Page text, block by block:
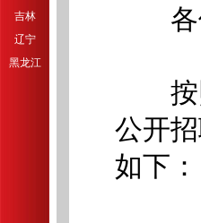
吉林
辽宁
黑龙江
各
按照
公开
如下：